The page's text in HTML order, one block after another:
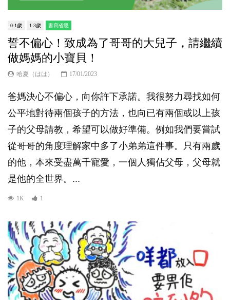
0-1歲 1-3歲 書寫省思
誓不偏心！致成為了哥哥的大兒子，請繼續
做媽媽的小寶貝！
哈夏（はは） 17/01/2023
爸媽決心不偏心，向你許下承諾。我很努力尋找如何
公平地對待兩個孩子的方法，也向已有兩個或以上孩
子的父母請教，希望可以做好準備。例如我們要嘗試
從哥哥的角度理解家中多了小弟弟這件事。只有兩歲
的他，本來受盡萬千寵愛，一個人獨佔父母，父母就
是他的全世界。...
1K 1